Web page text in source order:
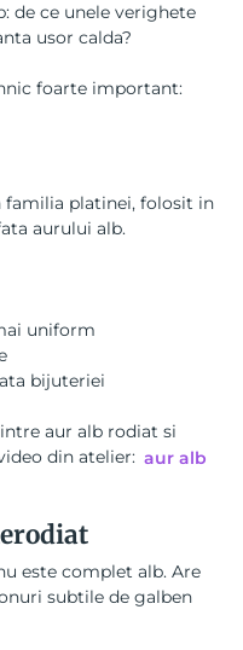
de ce unele verighete
usor calda?
foarte important:
familia platinei, folosit in
aurului alb.
uniform
bijuteriei
aur alb rodiat si
din atelier: aur alb
este complet alb. Are
subtile de galben